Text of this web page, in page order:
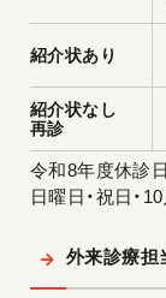
紹介状あり
紹介状なし
再診
令和8年度休診日
日曜日・祝日・
外来診療担